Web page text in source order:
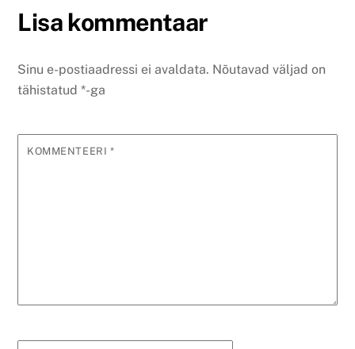
Lisa kommentaar
Sinu e-postiaadressi ei avaldata. Nõutavad väljad on
tähistatud*-ga
KOMMENTEERI *